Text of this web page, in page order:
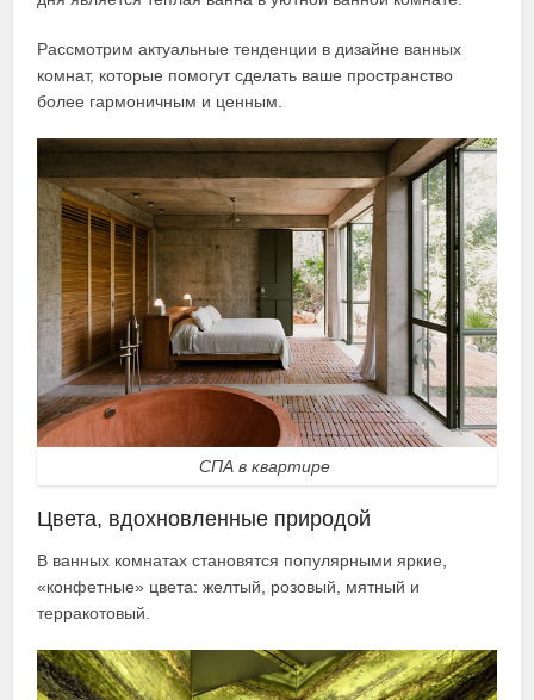
Рассмотрим актуальные тенденции в дизайне ванных
комнат, которые помогут сделать ваше пространство
более гармоничным и ценным.
СПА в квартире
Цвета, вдохновленные природой
В ванных комнатах становятся популярными яркие,
«конфетные» цвета: желтый, розовый, мятный и
терракотовый.